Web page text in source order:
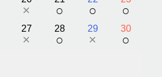
× ○ ○ ○
27
×
28
○
29
×
30
○